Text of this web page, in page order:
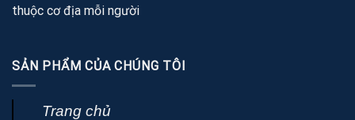
thuộc cơ địa mỗi người
SẢN PHẨM CỦA CHÚNG TÔI
Trang chủ